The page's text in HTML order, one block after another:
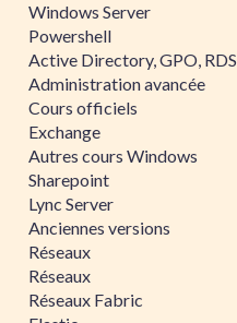
Windows Server
Powershell
Active Directory, GPO, RDS
Administration avancée
Cours officiels
Exchange
Autres cours Windows
Sharepoint
Lync Server
Anciennes versions
Réseaux
Réseaux
Réseaux Fabric